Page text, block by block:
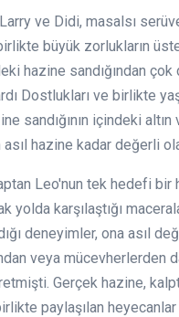
ve Didi, masalsı
büyük zorlukların
hazine sandığından
Dostlukları ve birlikte
sandığının içindeki
hazine kadar değerli
Leo'nun tek hedefi bir
yolda karşılaştığı
deneyimler, ona asıl
veya mücevherlerden
Gerçek hazine,
paylaşılan heyecanlar